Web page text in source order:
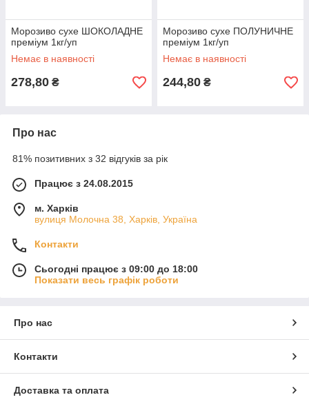
Морозиво сухе ШОКОЛАДНЕ
преміум 1кг/уп
Немає в наявності
278,80 ₴
Морозиво сухе ПОЛУНИЧНЕ
преміум 1кг/уп
Немає в наявності
244,80 ₴
Про нас
81% позитивних з 32 відгуків за рік
Працює з 24.08.2015
м. Харків
вулиця Молочна 38, Харків, Україна
Контакти
Сьогодні працює з 09:00 до 18:00
Показати весь графік роботи
Про нас
Контакти
Доставка та оплата